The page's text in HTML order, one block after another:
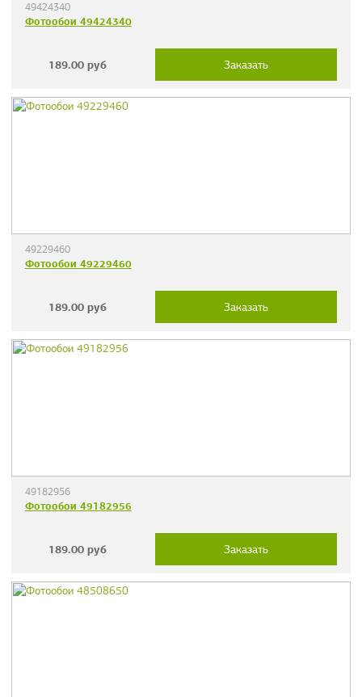
49424340
Фотообои 49424340
189.00 руб Заказать
49229460
Фотообои 49229460
189.00 руб Заказать
49182956
Фотообои 49182956
189.00 руб Заказать